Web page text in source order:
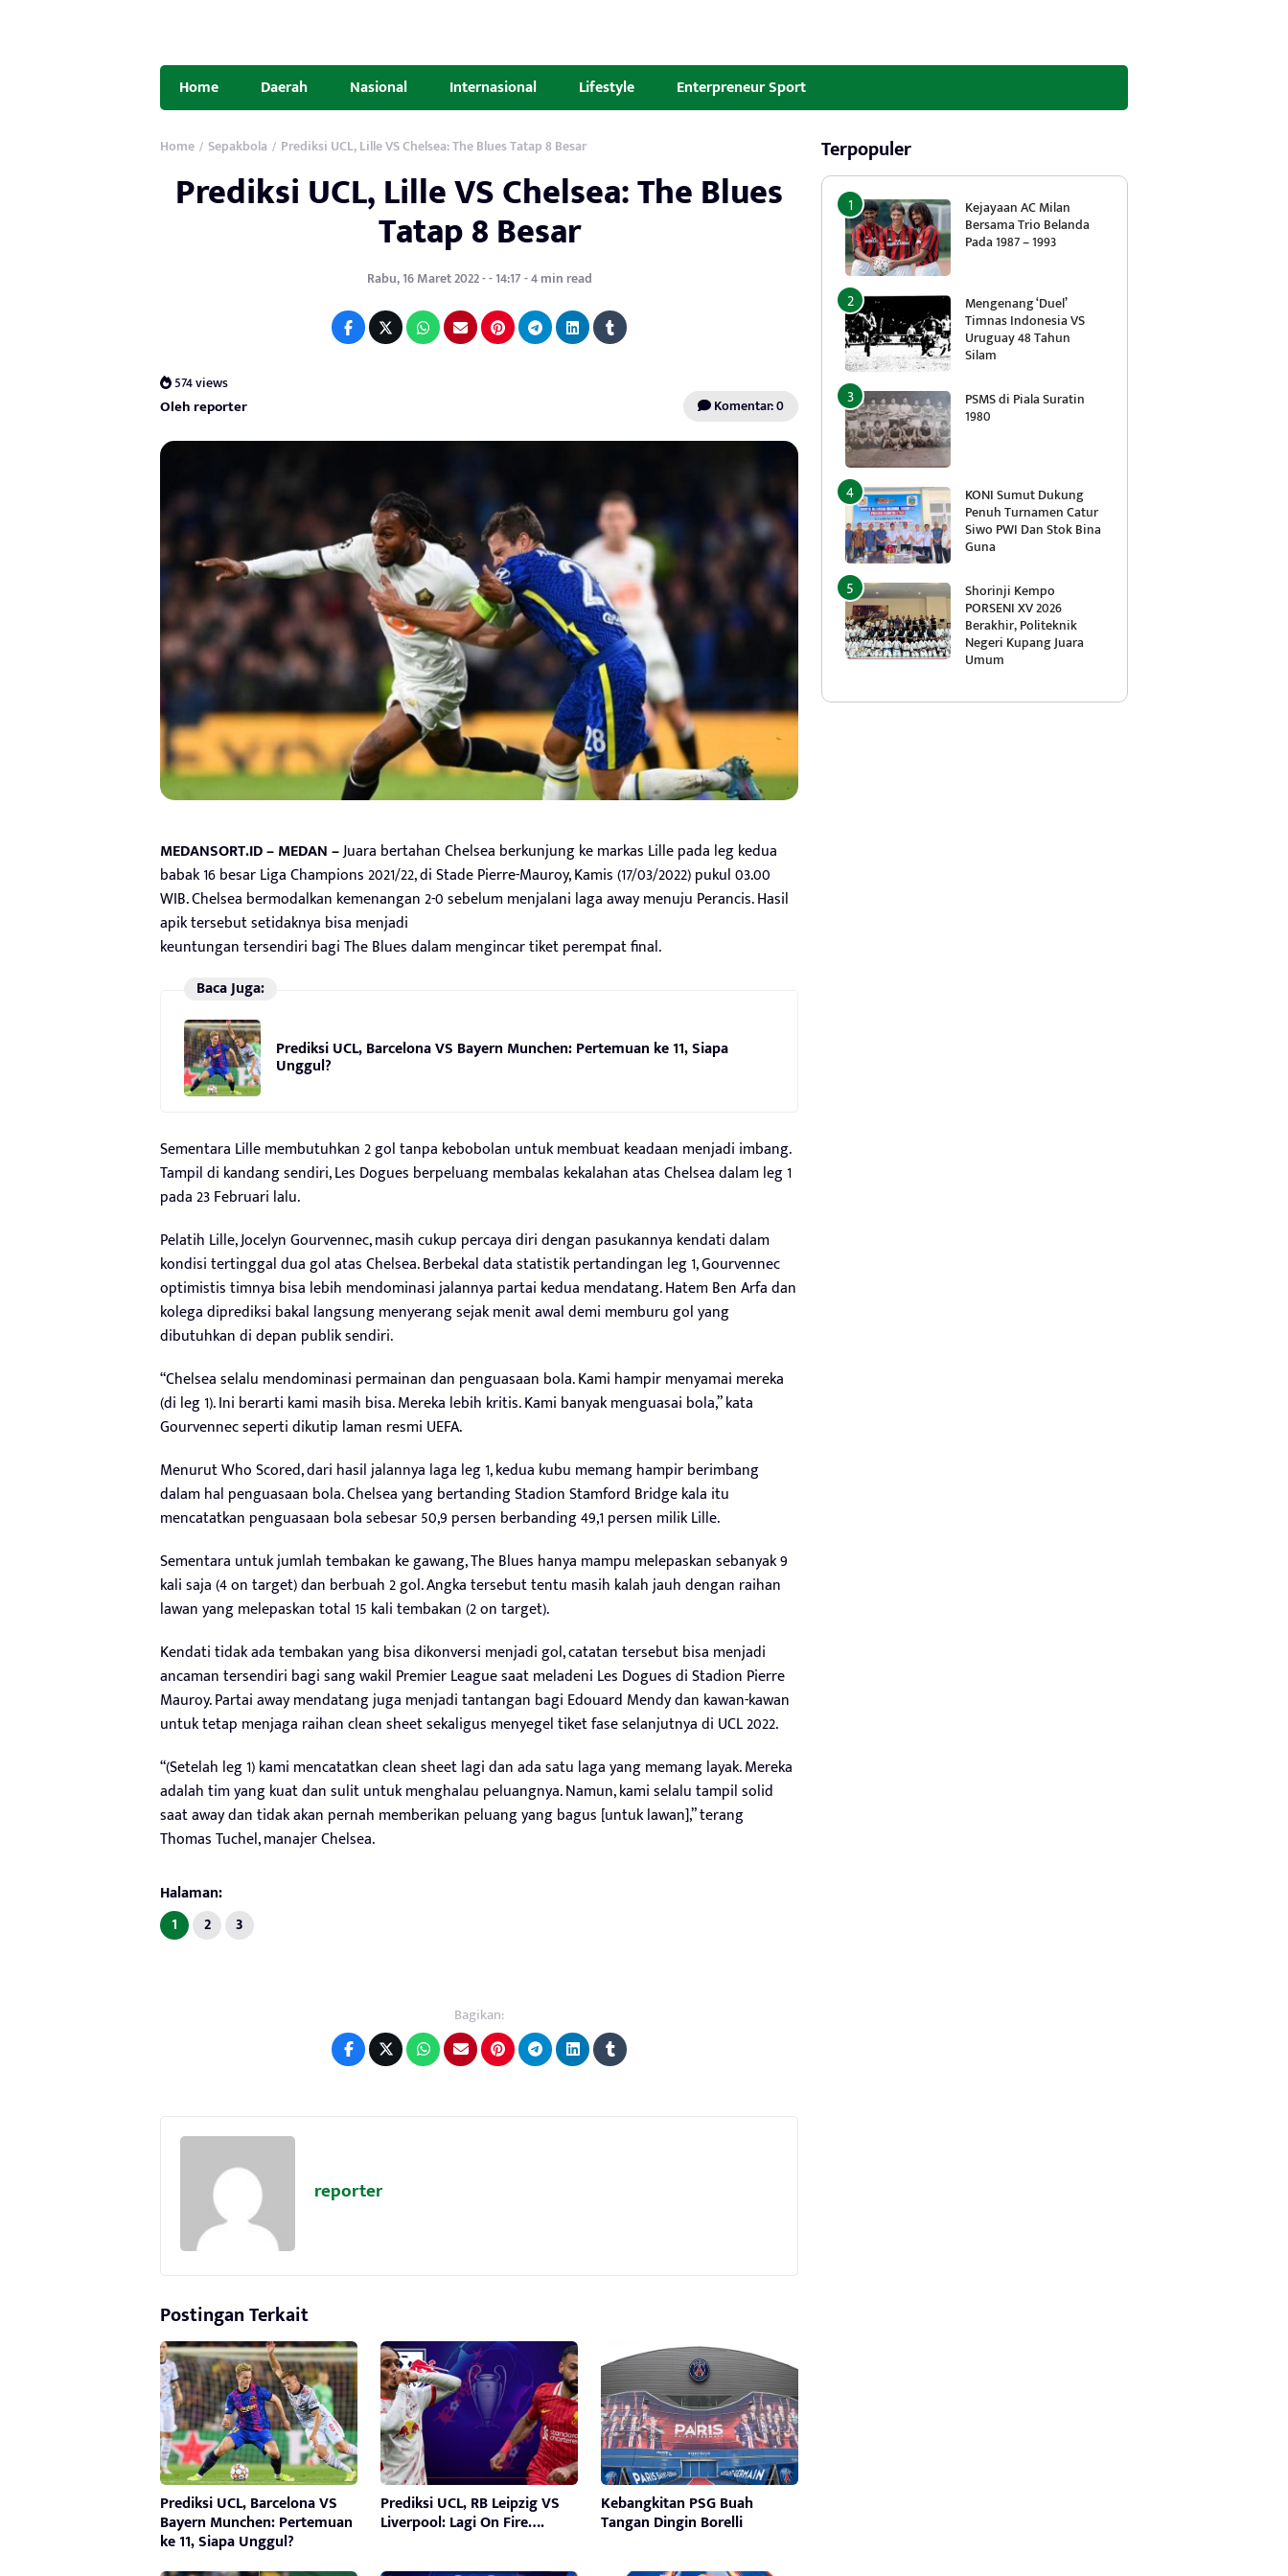
Home Daerah Nasional Internasional Lifestyle Enterpreneur Sport
Home / Sepakbola / Prediksi UCL, Lille VS Chelsea: The Blues Tatap 8 Besar
Prediksi UCL, Lille VS Chelsea: The Blues
Tatap 8 Besar
Rabu, 16 Maret 2022 - - 14:17 - 4 min read
574 views
Oleh reporter Komentar: 0
MEDANSORT.ID – MEDAN –Juara bertahan Chelsea berkunjung ke markas Lille pada leg kedua
babak 16 besar Liga Champions 2021/22, di Stade Pierre-Mauroy, Kamis (17/03/2022) pukul 03.00
WIB. Chelsea bermodalkan kemenangan 2-0 sebelum menjalani laga away menuju Perancis. Hasil
apik tersebut setidaknya bisa menjadi
keuntungan tersendiri bagi The Blues dalam mengincar tiket perempat final.
Baca Juga:
Prediksi UCL, Barcelona VS Bayern Munchen: Pertemuan ke 11, Siapa
Unggul?
Sementara Lille membutuhkan 2 gol tanpa kebobolan untuk membuat keadaan menjadi imbang.
Tampil di kandang sendiri, Les Dogues berpeluang membalas kekalahan atas Chelsea dalam leg 1
pada 23 Februari lalu.
Pelatih Lille, Jocelyn Gourvennec, masih cukup percaya diri dengan pasukannya kendati dalam
kondisi tertinggal dua gol atas Chelsea. Berbekal data statistik pertandingan leg 1, Gourvennec
optimistis timnya bisa lebih mendominasi jalannya partai kedua mendatang. Hatem Ben Arfa dan
kolega diprediksi bakal langsung menyerang sejak menit awal demi memburu gol yang
dibutuhkan di depan publik sendiri.
“Chelsea selalu mendominasi permainan dan penguasaan bola. Kami hampir menyamai mereka
(di leg 1). Ini berarti kami masih bisa. Mereka lebih kritis. Kami banyak menguasai bola,” kata
Gourvennec seperti dikutip laman resmi UEFA.
Menurut Who Scored, dari hasil jalannya laga leg 1, kedua kubu memang hampir berimbang
dalam hal penguasaan bola. Chelsea yang bertanding Stadion Stamford Bridge kala itu
mencatatkan penguasaan bola sebesar 50,9 persen berbanding 49,1 persen milik Lille.
Sementara untuk jumlah tembakan ke gawang, The Blues hanya mampu melepaskan sebanyak 9
kali saja (4 on target) dan berbuah 2 gol. Angka tersebut tentu masih kalah jauh dengan raihan
lawan yang melepaskan total 15 kali tembakan (2 on target).
Kendati tidak ada tembakan yang bisa dikonversi menjadi gol, catatan tersebut bisa menjadi
ancaman tersendiri bagi sang wakil Premier League saat meladeni Les Dogues di Stadion Pierre
Mauroy. Partai away mendatang juga menjadi tantangan bagi Edouard Mendy dan kawan-kawan
untuk tetap menjaga raihan clean sheet sekaligus menyegel tiket fase selanjutnya di UCL 2022.
“(Setelah leg 1) kami mencatatkan clean sheet lagi dan ada satu laga yang memang layak. Mereka
adalah tim yang kuat dan sulit untuk menghalau peluangnya. Namun, kami selalu tampil solid
saat away dan tidak akan pernah memberikan peluang yang bagus [untuk lawan],” terang
Thomas Tuchel, manajer Chelsea.
Halaman:
1 2 3
Bagikan:
reporter
Postingan Terkait
Prediksi UCL, Barcelona VS
Bayern Munchen: Pertemuan
ke 11, Siapa Unggul?
Prediksi UCL, RB Leipzig VS
Liverpool: Lagi On Fire….
Kebangkitan PSG Buah
Tangan Dingin Borelli
Terpopuler
Kejayaan AC Milan
Bersama Trio Belanda
Pada 1987 – 1993
Mengenang ‘Duel’
Timnas Indonesia VS
Uruguay 48 Tahun
Silam
PSMS di Piala Suratin
1980
KONI Sumut Dukung
Penuh Turnamen Catur
Siwo PWI Dan Stok Bina
Guna
Shorinji Kempo
PORSENI XV 2026
Berakhir, Politeknik
Negeri Kupang Juara
Umum